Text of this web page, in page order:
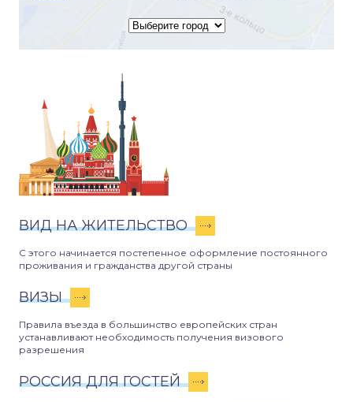
ВИД НА ЖИТЕЛЬСТВО
С этого начинается постепенное оформление постоянного
проживания и гражданства другой страны
ВИЗЫ
Правила въезда в большинство европейских стран
устанавливают необходимость получения визового
разрешения
РОССИЯ ДЛЯ ГОСТЕЙ